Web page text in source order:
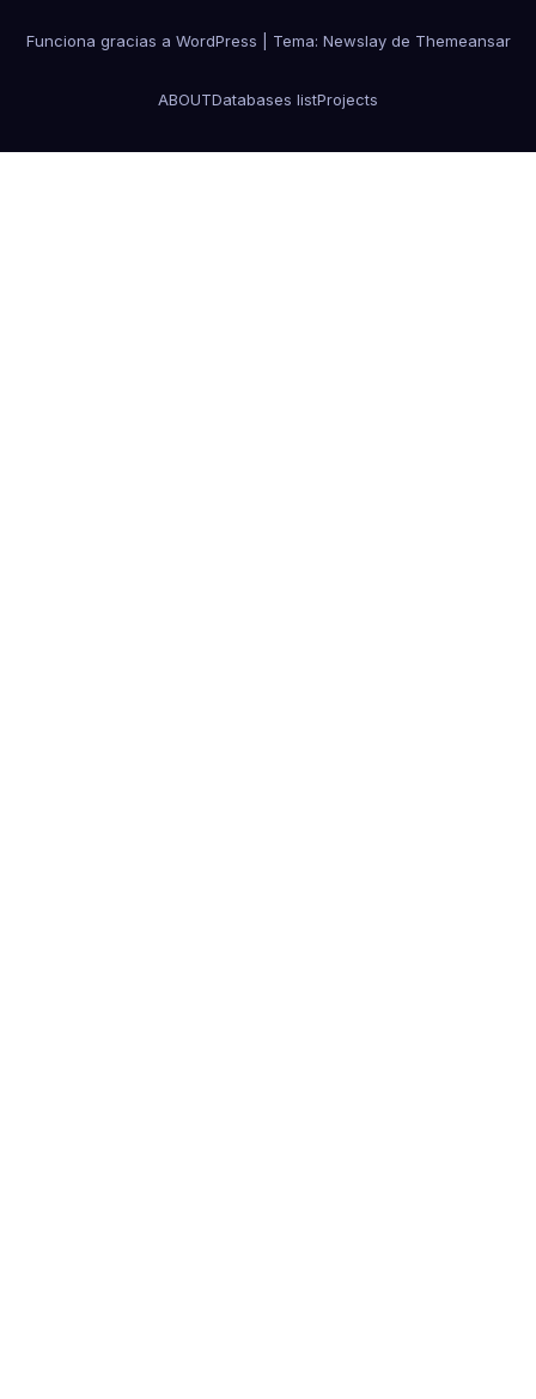
Funciona gracias a WordPress Tema: Newslayde Themeansar
ABOUTDatabases listProjects